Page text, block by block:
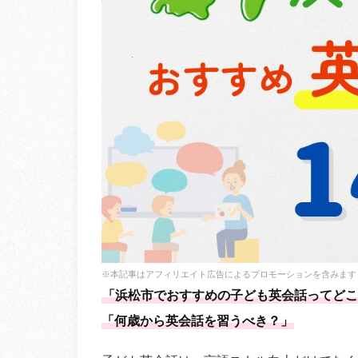
※本記事はアフィリエイト広告によるプロモーションを含みます
「浜松市でおすすめの子ども英会話ってど
「何歳から英会話を習うべき？」